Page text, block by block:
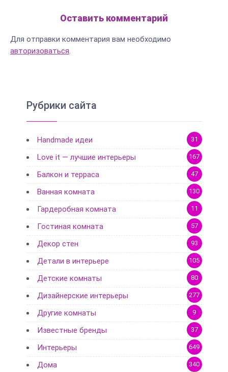
Оставить комментарий
Для отправки комментария вам необходимо
авторизоваться.
Рубрики сайта
Handmade идеи 31
Love it — лучшие интерьеры 167
Балкон и терраса 47
Ванная комната 130
Гардеробная комната 11
Гостиная комната 57
Декор стен 93
Детали в интерьере 105
Детские комнаты 80
Дизайнерские интерьеры 277
Другие комнаты 9
Известные бренды 37
Интерьеры 649
Дома 340